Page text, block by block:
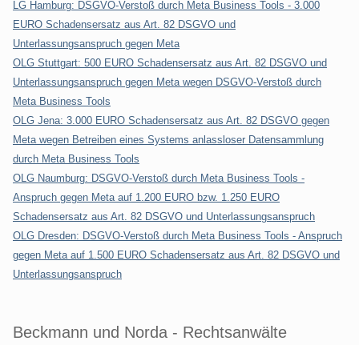
LG Hamburg: DSGVO-Verstoß durch Meta Business Tools - 3.000
EURO Schadensersatz aus Art. 82 DSGVO und
Unterlassungsanspruch gegen Meta
OLG Stuttgart: 500 EURO Schadensersatz aus Art. 82 DSGVO und
Unterlassungsanspruch gegen Meta wegen DSGVO-Verstoß durch
Meta Business Tools
OLG Jena: 3.000 EURO Schadensersatz aus Art. 82 DSGVO gegen
Meta wegen Betreiben eines Systems anlassloser Datensammlung
durch Meta Business Tools
OLG Naumburg: DSGVO-Verstoß durch Meta Business Tools -
Anspruch gegen Meta auf 1.200 EURO bzw. 1.250 EURO
Schadensersatz aus Art. 82 DSGVO und Unterlassungsanspruch
OLG Dresden: DSGVO-Verstoß durch Meta Business Tools - Anspruch
gegen Meta auf 1.500 EURO Schadensersatz aus Art. 82 DSGVO und
Unterlassungsanspruch
Beckmann und Norda - Rechtsanwälte